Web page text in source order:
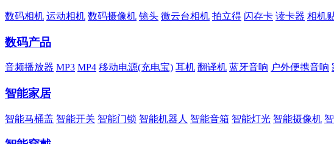
数码相机 运动相机 数码摄像机 镜头 微云台相机 拍立得 闪存卡 读卡器 相机
数码产品
音频播放器 MP3 MP4 移动电源(充电宝) 耳机 翻译机 蓝牙音响 户外便携音响
智能家居
智能马桶盖 智能开关 智能门锁 智能机器人 智能音箱 智能灯光 智能摄像机